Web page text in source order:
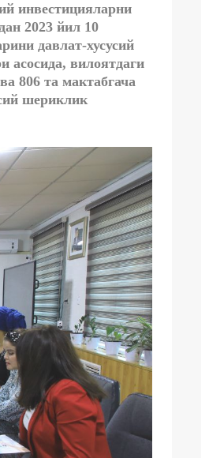
инвестицияларни
2023 йил 10
давлат-хусусий
асосида, вилоятдаги
806 та мактабгача
шериклик